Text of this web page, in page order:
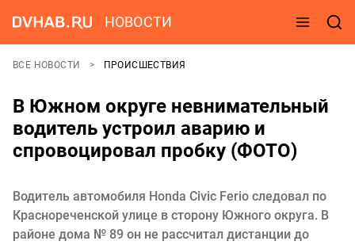
НОВОСТИ
ВСЕ НОВОСТИ ПРОИСШЕСТВИЯ
В Южном округе невнимательный
водитель устроил аварию и
спровоцировал пробку (ФОТО)
Водитель автомобиля Honda Civic Ferio следовал по
Краснореченской улице в сторону Южного округа. В
районе дома № 89 он не рассчитал дистанции до